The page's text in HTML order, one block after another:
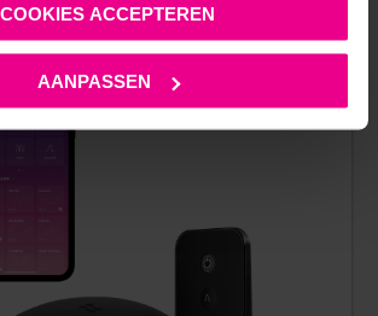
COOKIES ACCEPTEREN
AANPASSEN